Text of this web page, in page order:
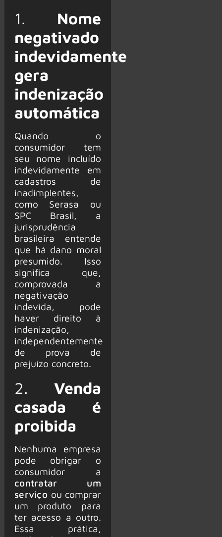
1. Nome
negativado
indevidamente
gera
indenização
automática
Quando o
consumidor tem
seu nome incluído
indevidamente em
cadastros de
inadimplentes,
como Serasa ou
SPC Brasil, a
jurisprudência
brasileira entende
que há dano moral
presumido. Isso
significa que,
comprovada a
negativação
indevida, pode
haver direito à
indenização,
independentemente
de prova de
prejuízo concreto.
2. Venda
casada é
proibida
Nenhuma empresa
pode obrigar o
consumidor a
contratar um
serviço ou comprar
um produto para
ter acesso a outro.
Essa prática,